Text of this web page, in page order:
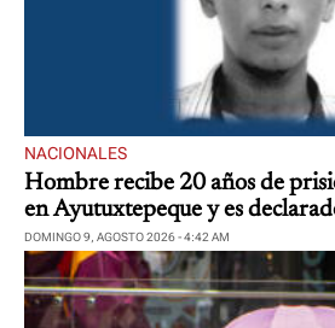
NACIONALES
Hombre recibe 20 años de
en Ayutuxtepeque y es
DOMINGO 9, AGOSTO 2026 - 4:42 AM